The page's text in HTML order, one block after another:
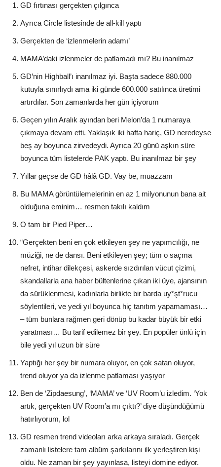
GD fırtınası gerçekten çılgınca
Ayrıca Circle listesinde de all-kill yaptı
Gerçekten de ‘izlenmelerin adamı’
MAMA’daki izlenmeler de patlamadı mı? Bu inanılmaz
GD’nin Highball’ı inanılmaz iyi. Başta sadece 880.000
kutuyla sınırlıydı ama iki günde 600.000 satılınca üretimi
artırdılar. Son zamanlarda her gün içiyorum
Geçen yılın Aralık ayından beri Melon’da 1 numaraya
çıkmaya devam etti. Yaklaşık iki hafta hariç, GD neredeyse
beş ay boyunca zirvedeydi. Ayrıca 20 günü aşkın süre
boyunca tüm listelerde PAK yaptı. Bu inanılmaz bir şey
Yıllar geçse de GD hâlâ GD. Vay be, muazzam
Bu MAMA görüntülemelerinin en az 1 milyonunun bana ait
olduğuna eminim… resmen takılı kaldım
O tam bir Pied Piper…
“Gerçekten beni en çok etkileyen şey ne yapımcılığı, ne
müziği, ne de dansı. Beni etkileyen şey; tüm o saçma
nefret, intihar dilekçesi, askerde sızdırılan vücut çizimi,
skandallarla ana haber bültenlerine çıkan iki üye, ajansının
da sürüklenmesi, kadınlarla birlikte bir barda uy*şt*rucu
söylentileri, ve yedi yıl boyunca hiç tanıtım yapamaması…
– tüm bunlara rağmen geri dönüp bu kadar büyük bir etki
yaratması… Bu tarif edilemez bir şey. En popüler ünlü için
bile yedi yıl uzun bir süre
Yaptığı her şey bir numara oluyor, en çok satan oluyor,
trend oluyor ya da izlenme patlaması yaşıyor
Ben de ‘Zipdaesung’, ‘MAMA’ ve ‘UV Room’u izledim. ‘Yok
artık, gerçekten UV Room’a mı çıktı?’ diye düşündüğümü
hatırlıyorum, lol
GD resmen trend videoları arka arkaya sıraladı. Gerçek
zamanlı listelere tam albüm şarkılarını ilk yerleştiren kişi
oldu. Ne zaman bir şey yayınlasa, listeyi domine ediyor.